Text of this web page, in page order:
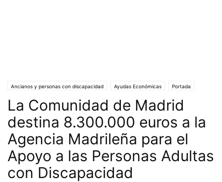
Ancianos y personas con discapacidad Ayudas Económicas Portada
Presidenta Ayuso Sociedad
La Comunidad de Madrid
destina 8.300.000 euros a la
Agencia Madrileña para el
Apoyo a las Personas Adultas
con Discapacidad